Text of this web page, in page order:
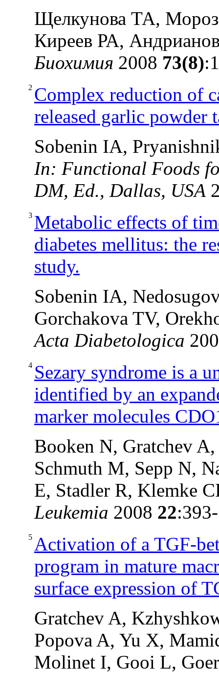
Щелкунова ТА,
Киреев РА,
Биохимия 2008 73(8)
2 Complex reduction of
released garlic powder
Sobenin IA,
In: Functional Foods
DM, Ed., Dallas, USA
3 Metabolic effects of
diabetes mellitus: the
study.
Sobenin IA,
Gorchakova TV,
Acta Diabetologica
4 Sezary syndrome is a
identified by an
marker molecules
Booken N, Gratchev
Schmuth M, Sepp N,
E, Stadler R, Klemke
Leukemia 2008 22
5 Activation of a TGF-
program in mature
surface expression of
Gratchev A,
Popova A, Yu X,
Molinet I, Gooi L,